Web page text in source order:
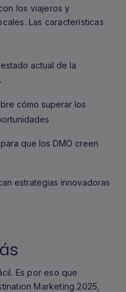
los viajeros y
Las características
actual de la
cómo superar los
que los DMO creen
estrategias innovadoras
Es por eso que
Marketing 2025,